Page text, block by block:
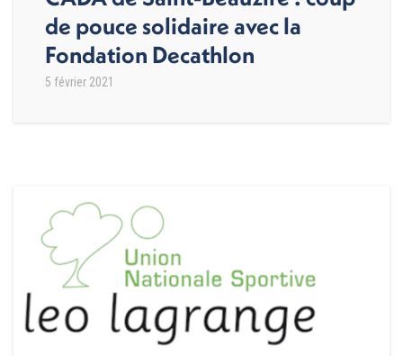
de pouce solidaire avec la
Fondation Decathlon
5 février 2021